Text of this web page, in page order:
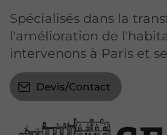
Spécialisés dans la
l'amélioration de
intervenons à Paris et
Devis/Contact